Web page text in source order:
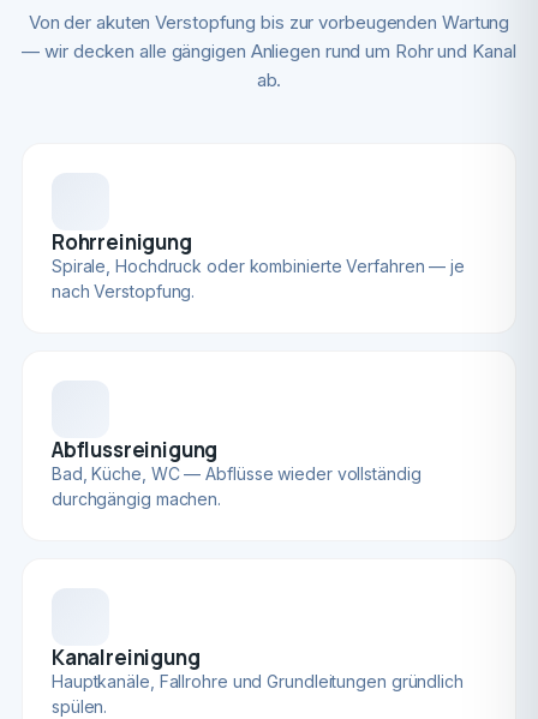
Von der akuten Verstopfung bis zur vorbeugenden Wartung
— wir decken alle gängigen Anliegen rund um Rohr und Kanal
ab.
Rohrreinigung
Spirale, Hochdruck oder kombinierte Verfahren — je
nach Verstopfung.
Abflussreinigung
Bad, Küche, WC — Abflüsse wieder vollständig
durchgängig machen.
Kanalreinigung
Hauptkanäle, Fallrohre und Grundleitungen gründlich
spülen.